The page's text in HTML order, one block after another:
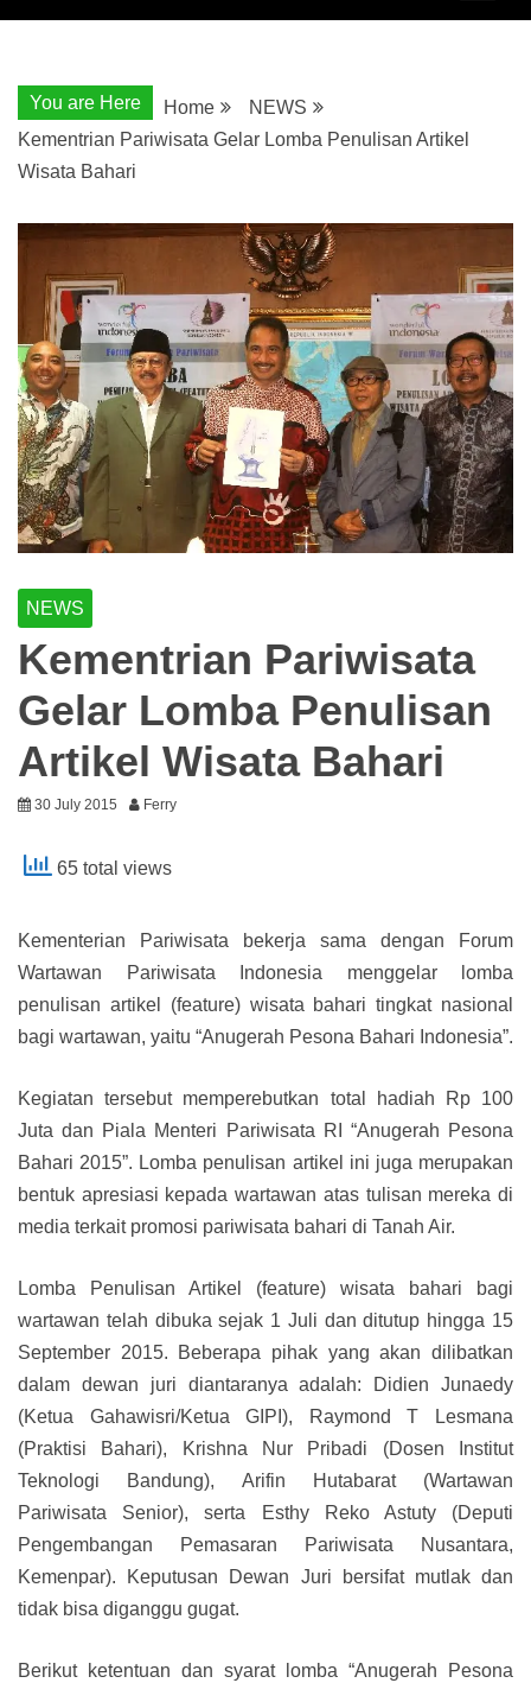
You are Here Home
NEWS
Kementrian Pariwisata Gelar Lomba Penulisan Artikel
Wisata Bahari
NEWS
Kementrian Pariwisata
Gelar Lomba Penulisan
Artikel Wisata Bahari
30 July 2015 Ferry
65 total views
Kementerian Pariwisata bekerja sama dengan Forum
Wartawan Pariwisata Indonesia menggelar lomba
penulisan artikel (feature) wisata bahari tingkat nasional
bagi wartawan, yaitu “Anugerah Pesona Bahari Indonesia”.
Kegiatan tersebut memperebutkan total hadiah Rp 100
Juta dan Piala Menteri Pariwisata RI “Anugerah Pesona
Bahari 2015”. Lomba penulisan artikel ini juga merupakan
bentuk apresiasi kepada wartawan atas tulisan mereka di
media terkait promosi pariwisata bahari di Tanah Air.
Lomba Penulisan Artikel (feature) wisata bahari bagi
wartawan telah dibuka sejak 1 Juli dan ditutup hingga 15
September 2015. Beberapa pihak yang akan dilibatkan
dalam dewan juri diantaranya adalah: Didien Junaedy
(Ketua Gahawisri/Ketua GIPI), Raymond T Lesmana
(Praktisi Bahari), Krishna Nur Pribadi (Dosen Institut
Teknologi Bandung), Arifin Hutabarat (Wartawan
Pariwisata Senior), serta Esthy Reko Astuty (Deputi
Pengembangan Pemasaran Pariwisata Nusantara,
Kemenpar). Keputusan Dewan Juri bersifat mutlak dan
tidak bisa diganggu gugat.
Berikut ketentuan dan syarat lomba “Anugerah Pesona